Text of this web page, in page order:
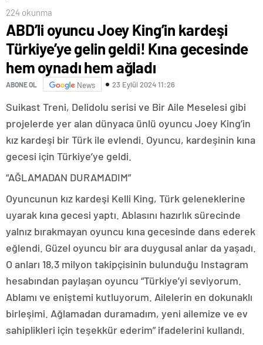
224 okunma
ABD’li oyuncu Joey King’in kardeşi
Türkiye’ye gelin geldi! Kına gecesinde
hem oynadı hem ağladı
ABONE OL News 23 Eylül 2024 11:26
Suikast Treni, Delidolu serisi ve Bir Aile Meselesi gibi
projelerde yer alan dünyaca ünlü oyuncu Joey King’in
kız kardeşi bir Türk ile evlendi. Oyuncu, kardeşinin kına
gecesi için Türkiye’ye geldi.
“AĞLAMADAN DURAMADIM”
Oyuncunun kız kardeşi Kelli King, Türk geleneklerine
uyarak kına gecesi yaptı. Ablasını hazırlık sürecinde
yalnız bırakmayan oyuncu kına gecesinde dans ederek
eğlendi. Güzel oyuncu bir ara duygusal anlar da yaşadı.
O anları 18,3 milyon takipçisinin bulunduğu Instagram
hesabından paylaşan oyuncu “Türkiye’yi seviyorum.
Ablamı ve eniştemi kutluyorum. Ailelerin en dokunaklı
birleşimi. Ağlamadan duramadım, yeni ailemize ve ev
sahiplikleri için teşekkür ederim” ifadelerini kullandı.